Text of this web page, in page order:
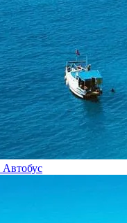
Автобус